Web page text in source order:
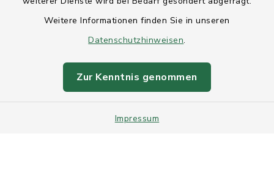
Weitere Informationen finden Sie in unseren
Datenschutzhinweisen.
Zur Kenntnis genommen
Impressum
Datenschutz
Sitemap
Intranet